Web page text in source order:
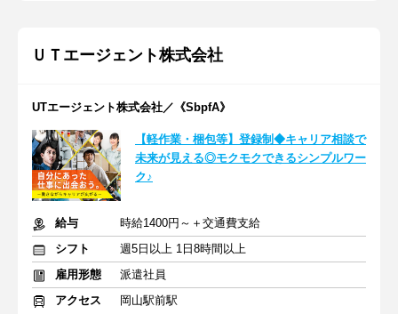
ＵＴエージェント株式会社
UTエージェント株式会社／《SbpfA》
【軽作業・梱包等】登録制◆キャリア相談で
未来が見える◎モクモクできるシンプルワー
ク♪
給与
時給1400円～＋交通費支給
シフト
週5日以上 1日8時間以上
雇用形態
派遣社員
アクセス
岡山駅前駅